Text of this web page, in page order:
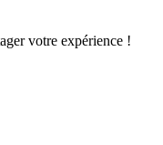
votre expérience !